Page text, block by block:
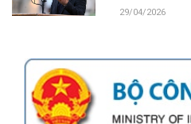
29/04/2026